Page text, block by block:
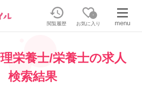
閲覧履歴
0
お気に入り menu
お問い合わせはこちら
談・お問い合わせの内容を
栄養士/栄養士の求人
検索結果